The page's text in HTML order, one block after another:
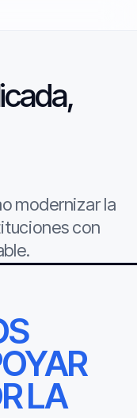
modernizar la
con
LA